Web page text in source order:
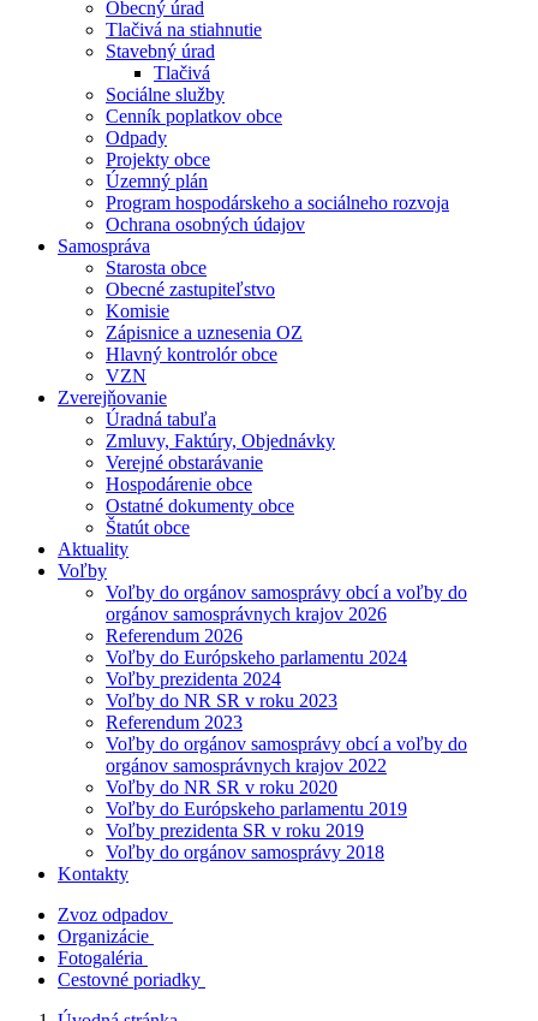
Obecný úrad
Tlačivá na stiahnutie
Stavebný úrad
Tlačivá
Sociálne služby
Cenník poplatkov obce
Odpady
Projekty obce
Územný plán
Program hospodárskeho a sociálneho rozvoja
Ochrana osobných údajov
Samospráva
Starosta obce
Obecné zastupiteľstvo
Komisie
Zápisnice a uznesenia OZ
Hlavný kontrolór obce
VZN
Zverejňovanie
Úradná tabuľa
Zmluvy, Faktúry, Objednávky
Verejné obstarávanie
Hospodárenie obce
Ostatné dokumenty obce
Štatút obce
Aktuality
Voľby
Voľby do orgánov samosprávy obcí a voľby do
orgánov samosprávnych krajov 2026
Referendum 2026
Voľby do Európskeho parlamentu 2024
Voľby prezidenta 2024
Voľby do NR SR v roku 2023
Referendum 2023
Voľby do orgánov samosprávy obcí a voľby do
orgánov samosprávnych krajov 2022
Voľby do NR SR v roku 2020
Voľby do Európskeho parlamentu 2019
Voľby prezidenta SR v roku 2019
Voľby do orgánov samosprávy 2018
Kontakty
Zvoz odpadov
Organizácie
Fotogaléria
Cestovné poriadky